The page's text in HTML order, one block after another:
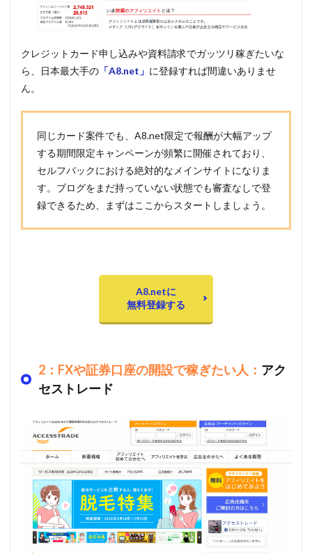
クレジットカード申し込みや資料請求でガッツリ稼ぎたいな
ら、日本最大手の 「A8.net」 に登録すれば間違いありませ
ん。
同じカード案件でも、A8.net限定で報酬が大幅アップ
する期間限定キャンペーンが頻繁に開催されており、
セルフバックにおける絶対的なメインサイトになりま
す。ブログをまだ持っていない状態でも審査なしで登
録できるため、まずはここからスタートしましょう。
A8.netに
無料登録する
2：FXや証券口座の開設で稼ぎたい人： アク
セストレード